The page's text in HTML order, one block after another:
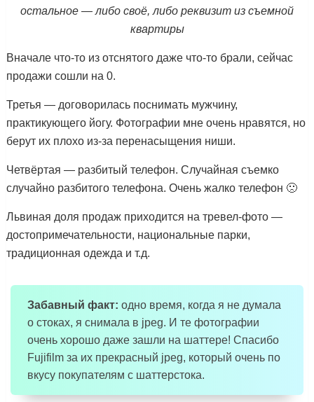
остальное — либо своё, либо реквизит из съемной
квартиры
Вначале что-то из отснятого даже что-то брали, сейчас
продажи сошли на 0.
Третья — договорилась поснимать мужчину,
практикующего йогу. Фотографии мне очень нравятся, но
берут их плохо из-за перенасыщения ниши.
Четвёртая — разбитый телефон. Случайная съемко
случайно разбитого телефона. Очень жалко телефон 🙁
Львиная доля продаж приходится на тревел-фото —
достопримечательности, национальные парки,
традиционная одежда и т.д.
Забавный факт: одно время, когда я не думала
о стоках, я снимала в jpeg. И те фотографии
очень хорошо даже зашли на шаттере! Спасибо
Fujifilm за их прекрасный jpeg, который очень по
вкусу покупателям с шаттерстока.